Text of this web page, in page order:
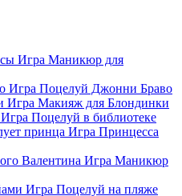
Игра Маникюр для
Игра Поцелуй Джонни Браво
Игра Макияж для Блондинки
Игра Поцелуй в библиотеке
Игра Принцесса
Игра Маникюр
Игра Поцелуй на пляже